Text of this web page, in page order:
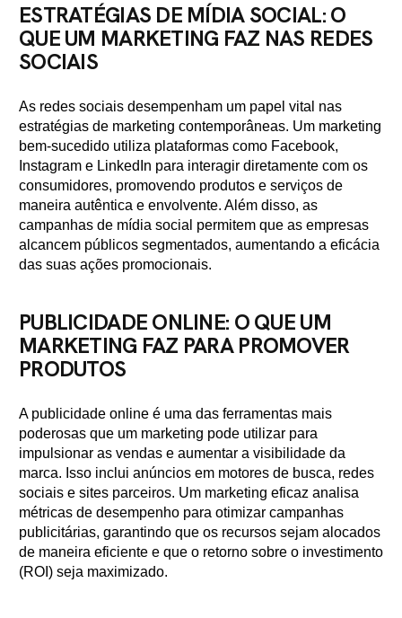
ESTRATÉGIAS DE MÍDIA SOCIAL: O
QUE UM MARKETING FAZ NAS REDES
SOCIAIS
As redes sociais desempenham um papel vital nas
estratégias de marketing contemporâneas. Um marketing
bem-sucedido utiliza plataformas como Facebook,
Instagram e LinkedIn para interagir diretamente com os
consumidores, promovendo produtos e serviços de
maneira autêntica e envolvente. Além disso, as
campanhas de mídia social permitem que as empresas
alcancem públicos segmentados, aumentando a eficácia
das suas ações promocionais.
PUBLICIDADE ONLINE: O QUE UM
MARKETING FAZ PARA PROMOVER
PRODUTOS
A publicidade online é uma das ferramentas mais
poderosas que um marketing pode utilizar para
impulsionar as vendas e aumentar a visibilidade da
marca. Isso inclui anúncios em motores de busca, redes
sociais e sites parceiros. Um marketing eficaz analisa
métricas de desempenho para otimizar campanhas
publicitárias, garantindo que os recursos sejam alocados
de maneira eficiente e que o retorno sobre o investimento
(ROI) seja maximizado.